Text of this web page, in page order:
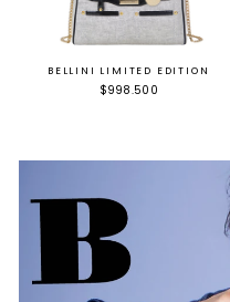
BELLINI LIMITED EDITION
$998.500